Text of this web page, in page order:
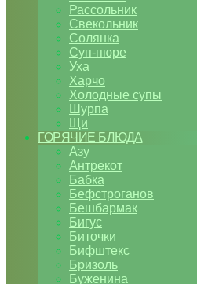
Рассольник
Свекольник
Солянка
Суп-пюре
Уха
Харчо
Холодные супы
Шурпа
Щи
ГОРЯЧИЕ БЛЮДА
Азу
Антрекот
Бабка
Бефстроганов
Бешбармак
Бигус
Биточки
Бифштекс
Бризоль
Буженина